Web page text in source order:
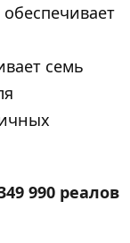
семь
990 реалов